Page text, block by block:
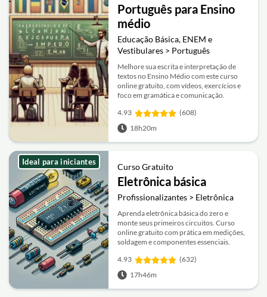
Português para Ensino
médio
Educação Básica, ENEM e
Vestibulares > Português
Melhore sua escrita e interpretação de
textos no Ensino Médio com este curso
online gratuito, com vídeos, exercícios e
foco em gramática e comunicação.
4.93
(608)
18h20m
Curso Gratuito
Eletrônica básica
Profissionalizantes > Eletrônica
Aprenda eletrônica básica do zero e
monte seus primeiros circuitos. Curso
online gratuito com prática em medições,
soldagem e componentes essenciais.
4.93
(632)
17h46m
Ideal para iniciantes